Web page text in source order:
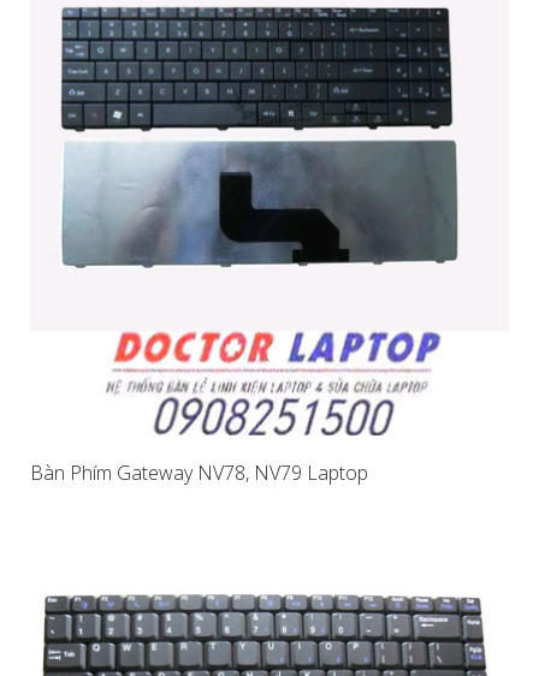
Bàn Phím Gateway NV78, NV79 Laptop